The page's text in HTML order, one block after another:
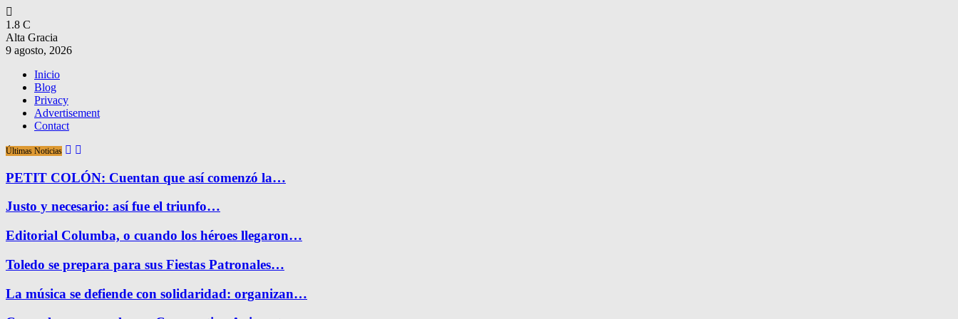
1.8 C
Alta Gracia
9 agosto, 2026
Inicio
Blog
Privacy
Advertisement
Contact
Últimas Noticias
PETIT COLÓN: Cuentan que así comenzó la…
Justo y necesario: así fue el triunfo…
Editorial Columba, o cuando los héroes llegaron…
Toledo se prepara para sus Fiestas Patronales…
La música se defiende con solidaridad: organizan…